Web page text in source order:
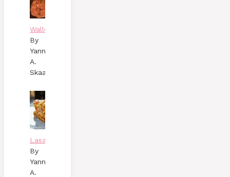
Wallenbergare
By
Yann
A.
Skaalen
Lasagne
By
Yann
A.